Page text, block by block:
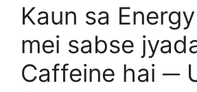
Kaun sa
mei sabse
Caffeine hai ─